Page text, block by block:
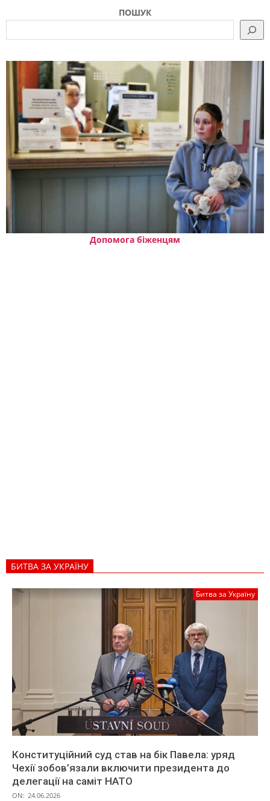
ПОШУК
Допомога біженцям
БИТВА ЗА УКРАЇНУ
Битва за Україну
Конституційний суд став на бік Павела: уряд
Чехії зобов’язали включити президента до
делегації на саміт НАТО
ON: 24.06.2026